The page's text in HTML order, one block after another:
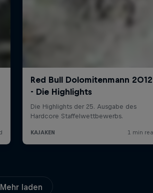
Mehr laden